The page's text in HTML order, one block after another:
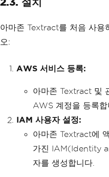
아마존 Textract를 처음 사용
오:
AWS 서비스 등록:
아마존 Textract 및
AWS 계정을 등록합
IAM 사용자 설정:
아마존 Textract에
가진 IAM(Identity
자를 생성합니다.